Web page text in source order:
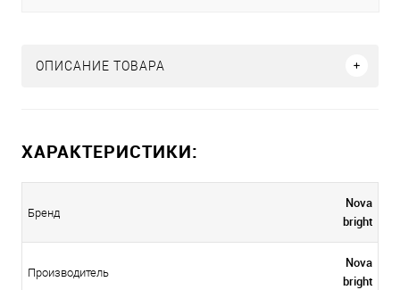
ОПИСАНИЕ ТОВАРА
ХАРАКТЕРИСТИКИ:
Бренд
Nova
bright
Производитель
Nova
bright